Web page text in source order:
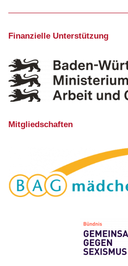
Finanzielle Unterstützung
Mitgliedschaften